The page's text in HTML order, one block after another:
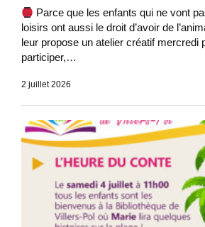
Parce que les enfants qui ne vont
loisirs ont aussi le droit d’avoir de
leur propose un atelier créatif mercredi
participer,…
2 juillet 2026